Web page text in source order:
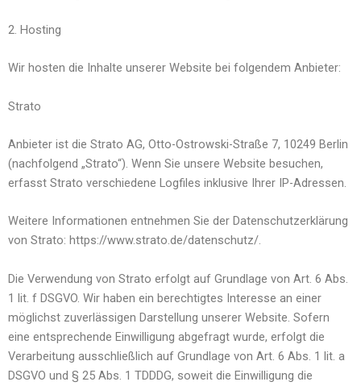
2. Hosting
Wir hosten die Inhalte unserer Website bei folgendem Anbieter:
Strato
Anbieter ist die Strato AG, Otto-Ostrowski-Straße 7, 10249 Berlin
(nachfolgend „Strato“). Wenn Sie unsere Website besuchen,
erfasst Strato verschiedene Logfiles inklusive Ihrer IP-Adressen.
Weitere Informationen entnehmen Sie der Datenschutzerklärung
von Strato: https://www.strato.de/datenschutz/.
Die Verwendung von Strato erfolgt auf Grundlage von Art. 6 Abs.
1 lit. f DSGVO. Wir haben ein berechtigtes Interesse an einer
möglichst zuverlässigen Darstellung unserer Website. Sofern
eine entsprechende Einwilligung abgefragt wurde, erfolgt die
Verarbeitung ausschließlich auf Grundlage von Art. 6 Abs. 1 lit. a
DSGVO und § 25 Abs. 1 TDDDG, soweit die Einwilligung die